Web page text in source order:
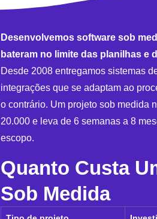
Desenvolvemos software sob
bateram no limite das planilhas e
Desde 2008 entregamos sistemas
integrações que se adaptam ao
o contrário. Um projeto sob medida
20.000 e leva de 6 semanas a 8
escopo.
Quanto Custa
Sob Medida